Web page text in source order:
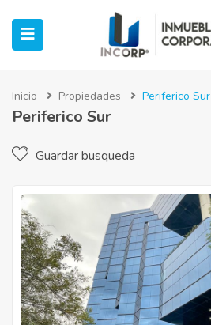
(Retail)
(Casos de Éxito)
Inicio Propiedades Periferico Sur
Periferico Sur
Guardar busqueda